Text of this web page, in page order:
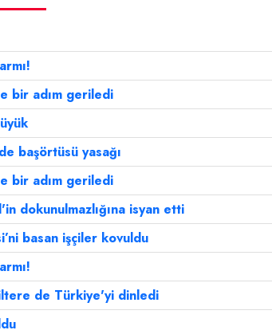
bir adım geriledi
başörtüsü yasağı
bir adım geriledi
dokunulmazlığına isyan etti
basan işçiler kovuldu
de Türkiye'yi dinledi